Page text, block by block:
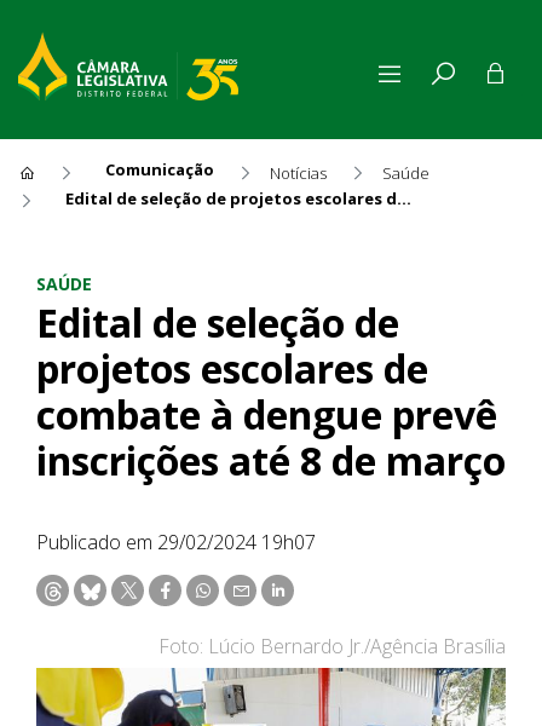
Comunicação Notícias
Saúde
Edital de seleção de projetos escolares de combate à dengue prevê inscrições até 8 de março
SAÚDE
Edital de seleção de
projetos escolares de
combate à dengue prevê
inscrições até 8 de março
Publicado em 29/02/2024 19h07
Foto: Lúcio Bernardo Jr./Agência Brasília